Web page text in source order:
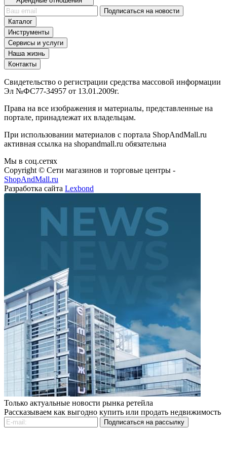
Подписаться на новости
Каталог
Инструменты
Сервисы и услуги
Наша жизнь
Контакты
Эл №ФС77-34957 от 13.01.2009г.
портале, принадлежат их владельцам.
активная ссылка на shopandmall.ru обязательна
Copyright © Сети магазинов и торговые центры -
ShopAndMall.ru
Разработка сайта
Только актуальные новости рынка ретейла
Рассказываем как выгодно купить или продать недвижимость